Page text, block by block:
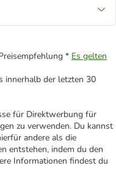
* Es gelten
innerhalb der letzten 30
für Direktwerbung für
zu verwenden. Du kannst
andere als die
entstehen, indem du den
Informationen findest du